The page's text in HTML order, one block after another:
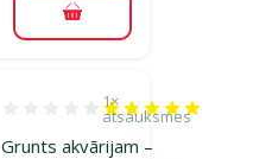
Pievienot grozam
Grunts akvārijam –
Atsauksmes 100%, reitingu
1×
atsauksmes